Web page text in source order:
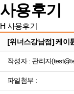
사용후기
H 사용후기
[위너스강남점] 케이
작성자 : 관리자
파일첨부 :